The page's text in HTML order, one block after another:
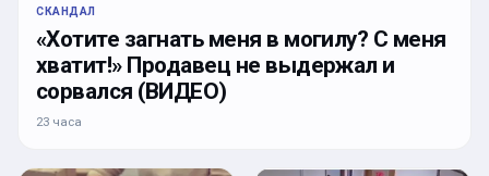
СКАНДАЛ
«Хотите загнать меня в могилу? С меня
хватит!» Продавец не выдержал и
сорвался (ВИДЕО)
23 часа